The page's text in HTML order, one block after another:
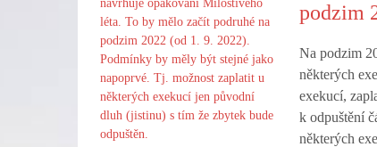
podzim
Na podzim
některých
exekucí,
k odpuštění
některých